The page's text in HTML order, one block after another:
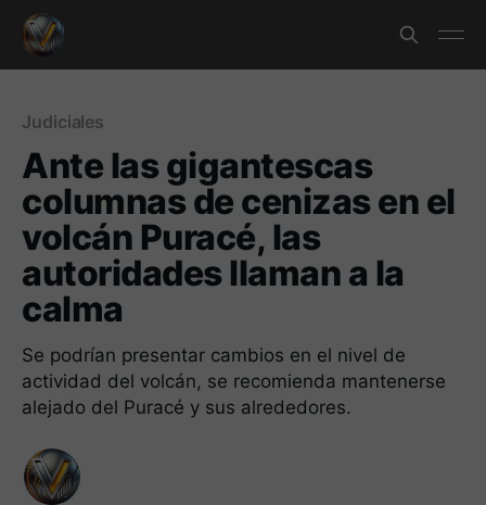
Judiciales
Ante las gigantescas
columnas de cenizas en el
volcán Puracé, las
autoridades llaman a la
calma
Se podrían presentar cambios en el nivel de
actividad del volcán, se recomienda mantenerse
alejado del Puracé y sus alrededores.